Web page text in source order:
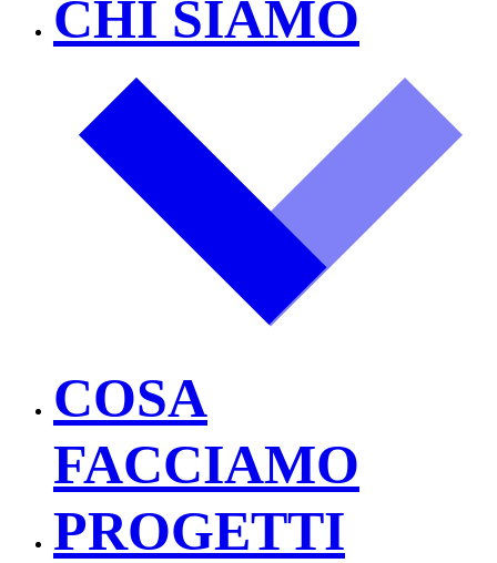
CHI SIAMO
COSA
FACCIAMO
PROGETTI